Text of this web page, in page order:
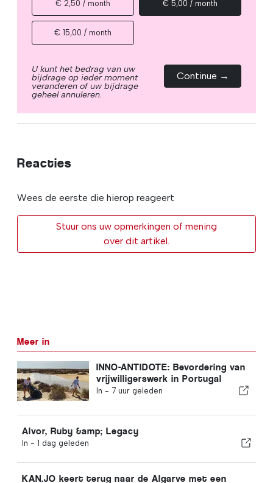
€ 2,50 / month € 5,00 / month
€ 15,00 / month
U kunt het bedrag van uw
bijdrage op ieder moment
veranderen of uw bijdrage
geheel annuleren.
Continue →
Reacties
Wees de eerste die hierop reageert
Stuur ons uw opmerkingen of mening
over dit artikel.
Meer in
INNO-ANTIDOTE: Bevordering van
vrijwilligerswerk in Portugal
In - 7 uur geleden
Alvor, Ruby &amp; Legacy
In - 1 dag geleden
KAN.JO keert terug naar de Algarve met een